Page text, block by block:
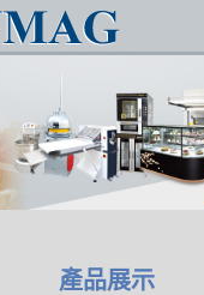
產品展示